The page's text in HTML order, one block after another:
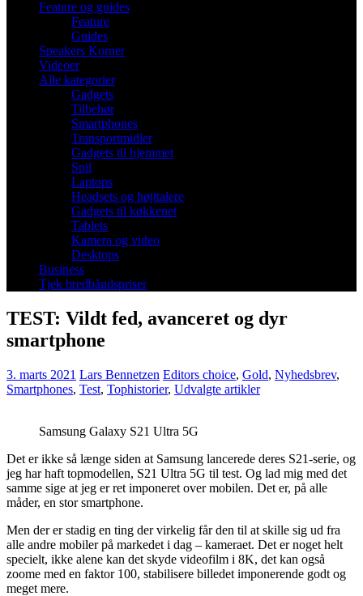
Feature og guides
Feature
Guides
Speakers Korner
Videoer
Alle kategorier
Gadgets
Tilbehør
Smartphones
Transportmidler
Gadgets til hjemmet
Spil
Laptops
Headsets og højttalere
Gadgets til køkkenet
Tablets
Kamera og video
Desktops
Business
Tjek bredbåndspriser
TEST: Vildt fed, avanceret og dyr
smartphone
3. marts 2021 Lars Bennetzen Editors choice, Gold, Nyhedsbrev,
Smartphones, Test, Tophistorier, Udvalgte artikler
Samsung Galaxy S21 Ultra 5G
Det er ikke så længe siden at Samsung lancerede deres S21-serie, og
jeg har haft topmodellen, S21 Ultra 5G til test. Og lad mig med det
samme sige at jeg er ret imponeret over mobilen. Det er, på alle
måder, en stor smartphone.
Men der er stadig en ting der virkelig får den til at skille sig ud fra
alle andre mobiler på markedet i dag – kameraet. Det er noget helt
specielt, ikke alene kan det skyde videofilm i 8K, det kan også
zoome med en faktor 100, stabilisere billedet imponerende godt og
meget mere.